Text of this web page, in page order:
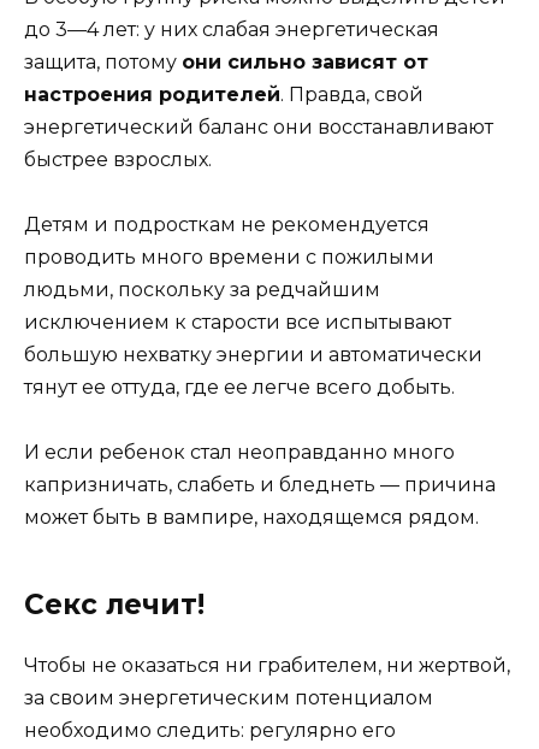
до 3—4 лет: у них слабая энергетическая
защита, потому они сильно зависят от
настроения родителей. Правда, свой
энергетический баланс они восстанавливают
быстрее взрослых.
Детям и подросткам не рекомендуется
проводить много времени с пожилыми
людьми, поскольку за редчайшим
исключением к старости все испытывают
большую нехватку энергии и автоматически
тянут ее оттуда, где ее легче всего добыть.
И если ребенок стал неоправданно много
капризничать, слабеть и бледнеть — причина
может быть в вампире, находящемся рядом.
Секс лечит!
Чтобы не оказаться ни грабителем, ни жертвой,
за своим энергетическим потенциалом
необходимо следить: регулярно его